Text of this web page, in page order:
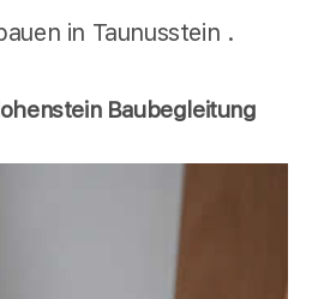
in Taunusstein .
Baubegleitung